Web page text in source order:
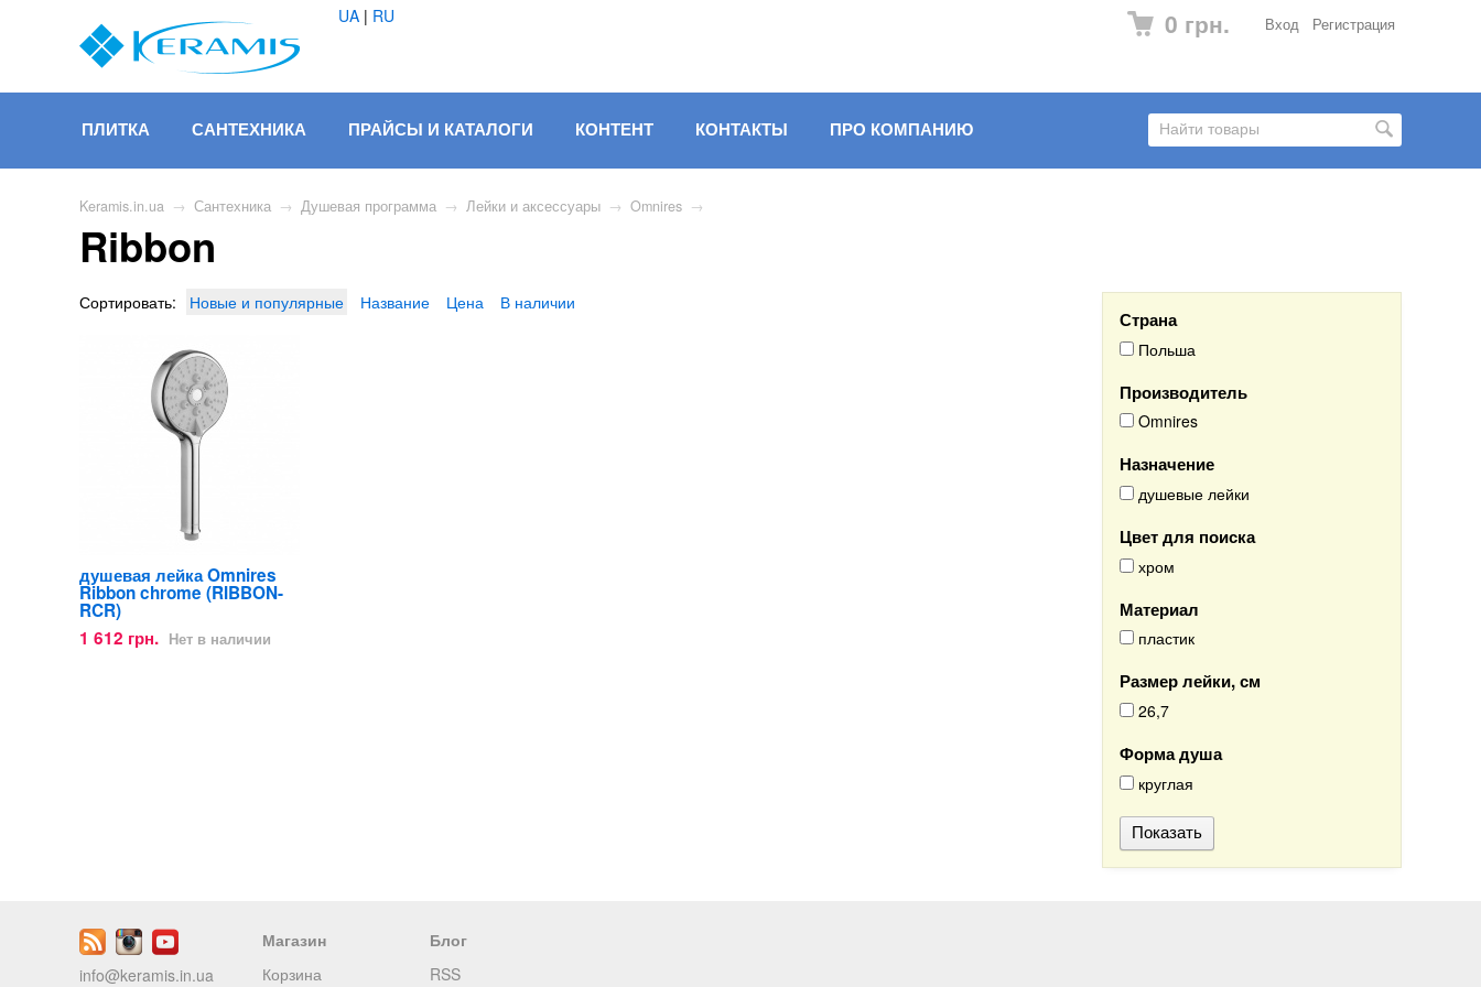
Вход Регистрация
0 грн.
UA | RU
ПЛИТКА САНТЕХНИКА ПРАЙСЫ И КАТАЛОГИ КОНТЕНТ КОНТАКТЫ ПРО КОМПАНИЮ
Keramis.in.ua → Сантехника → Душевая программа → Лейки и аксессуары → Omnires →
Ribbon
Страна
Польша
Производитель
Omnires
Назначение
душевые лейки
Цвет для поиска
хром
Материал
пластик
Размер лейки, см
26,7
Форма душа
круглая
Сортировать: Новые и популярные Название Цена В наличии
душевая лейка Omnires
Ribbon chrome (RIBBON-
RCR)
1 612 грн. Нет в наличии
info@keramis.in.ua
Магазин
Корзина
Блог
RSS